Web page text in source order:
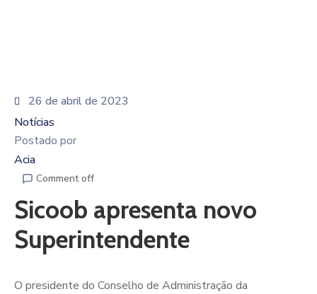
26 de abril de 2023
Notícias
Postado por
Acia
Comment off
Sicoob apresenta novo
Superintendente
O presidente do Conselho de Administração da